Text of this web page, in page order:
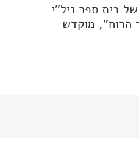
בית ספר ניל"י
הרוח", מוקדש